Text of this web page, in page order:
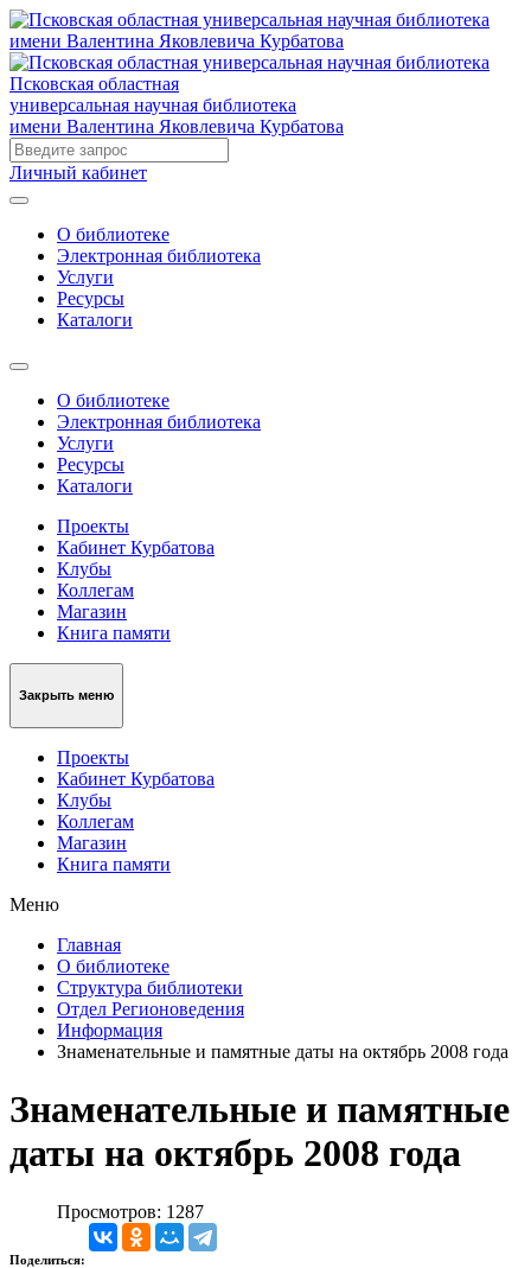
Псковская областная
универсальная научная библиотека
имени Валентина Яковлевича Курбатова
Личный кабинет
О библиотеке
Электронная библиотека
Услуги
Ресурсы
Каталоги
О библиотеке
Электронная библиотека
Услуги
Ресурсы
Каталоги
Проекты
Кабинет Курбатова
Клубы
Коллегам
Магазин
Книга памяти
Закрыть меню
Проекты
Кабинет Курбатова
Клубы
Коллегам
Магазин
Книга памяти
Меню
Главная
О библиотеке
Структура библиотеки
Отдел Регионоведения
Информация
Знаменательные и памятные даты на октябрь 2008 года
Знаменательные и памятные
даты на октябрь 2008 года
Просмотров: 1287
Поделиться: